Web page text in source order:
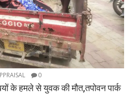
0
के हमले से युवक की मौत,तपोवन पार्क